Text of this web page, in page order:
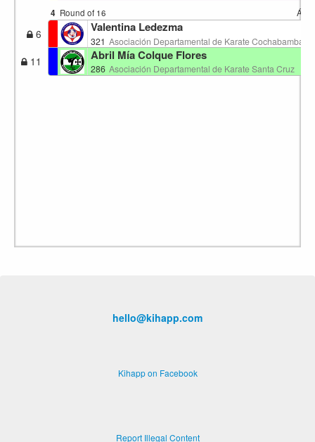
4 Round of 16
6 Valentina Ledezma
321 Asociación Departamental de Karate Cochabamba
11 Abril Mía Colque Flores
286 Asociación Departamental de Karate Santa Cruz
hello@kihapp.com
Kihapp on Facebook
Report Illegal Content